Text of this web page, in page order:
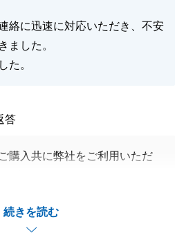
絡に迅速に対応いただき、不安
ました。
た。
続きを読む
答
購入共に弊社をご利用いただ
、ご縁があり弊社の物件にお問
とが、お手伝いさせていただく